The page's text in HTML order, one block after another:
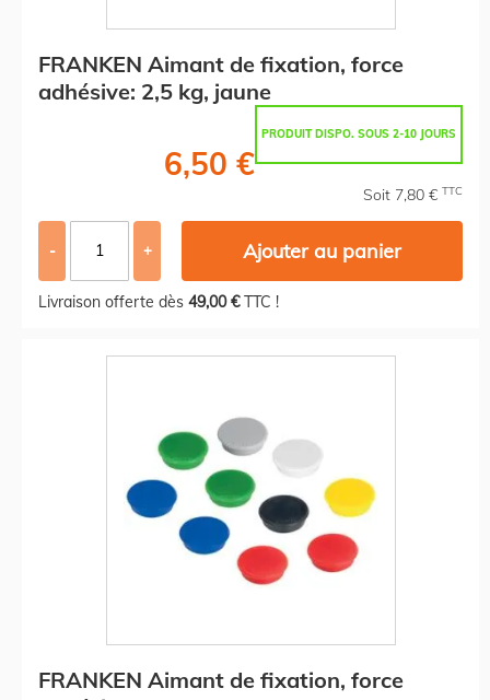
FRANKEN Aimant de fixation, force
adhésive: 2,5 kg, jaune
PRODUIT DISPO. SOUS 2-10 JOURS
6,50 €
Soit 7,80 € TTC
- + Ajouter au panier
Livraison offerte dès 49,00 €TTC !
FRANKEN Aimant de fixation, force